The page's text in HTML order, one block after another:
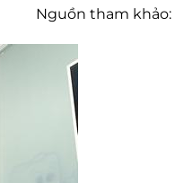
Nguồn tham khảo: